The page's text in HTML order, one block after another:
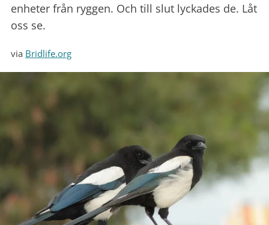
enheter från ryggen. Och till slut lyckades de. Låt
oss se.
via Bridlife.org